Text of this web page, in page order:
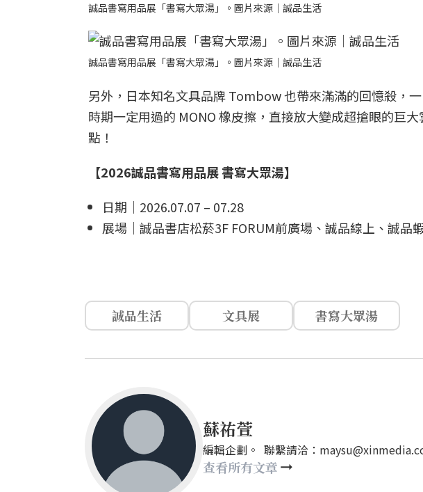
誠品書寫用品展「書寫大眾湯」。圖片來源｜誠品生活
誠品書寫用品展「書寫大眾湯」。圖片來源｜誠品生活
另外，日本知名文具品牌 Tombow 也帶來滿滿的回憶殺，
時期一定用過的 MONO 橡皮擦，直接放大變成超搶眼的巨
點！
【2026誠品書寫用品展 書寫大眾湯】
日期｜2026.07.07 – 07.28
展場｜誠品書店松菸3F FORUM前廣場、誠品線上、誠品
誠品生活 文具展 書寫大眾湯
蘇祐萱
編輯企劃。 聯繫請洽：
查看所有文章